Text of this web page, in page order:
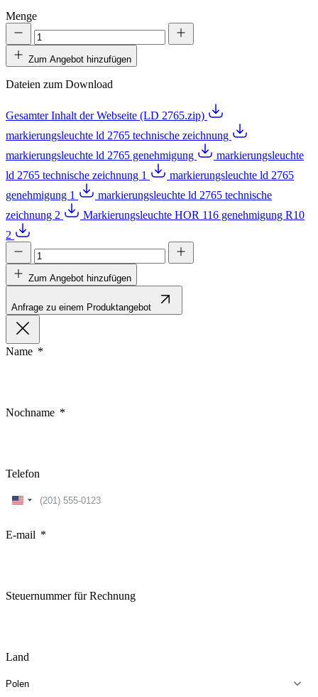
Menge
Zum Angebot hinzufügen
Dateien zum Download
Gesamter Inhalt der Webseite (LD 2765.zip)
markierungsleuchte ld 2765 technische zeichnung
markierungsleuchte ld 2765 genehmigung
markierungsleuchte
ld 2765 technische zeichnung 1
markierungsleuchte ld 2765
genehmigung 1
markierungsleuchte ld 2765 technische
zeichnung 2
Markierungsleuchte HOR 116 genehmigung R10
2
Zum Angebot hinzufügen
Anfrage zu einem Produktangebot
Name
Nochname
Telefon
United
E-mail
Steuernummer für Rechnung
Land